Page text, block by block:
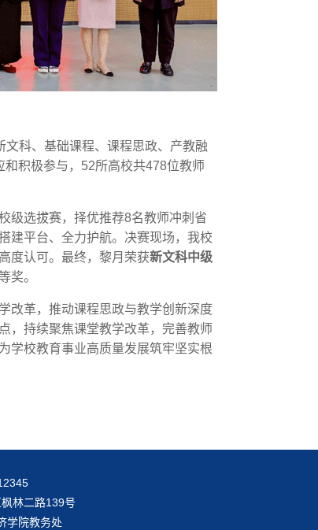
文科、基础课程、课程思政、产教融
积极参与，52所高校共478位教师
级选拔赛，择优推荐8名教师冲刺省
建平台、全力护航。决赛现场，我校
度认可。最终，黎月荣获新文科中级
奖。
改革，推动课程思政与教学创新深度
，持续聚焦课堂教学改革，完善教师
学校教育事业高质量发展筑牢坚实根
林二路139号
学院教务处